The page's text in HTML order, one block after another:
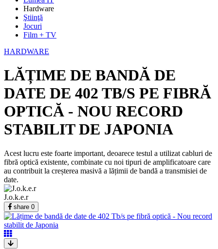
Hardware
Ştiinţă
Jocuri
Film + TV
HARDWARE
LĂȚIME DE BANDĂ DE
DATE DE 402 TB/S PE FIBRĂ
OPTICĂ - NOU RECORD
STABILIT DE JAPONIA
Acest lucru este foarte important, deoarece testul a utilizat cabluri de
fibră optică existente, combinate cu noi tipuri de amplificatoare care
au contribuit la creșterea masivă a lățimii de bandă a transmisiei de
date.
J.o.k.e.r
share 0